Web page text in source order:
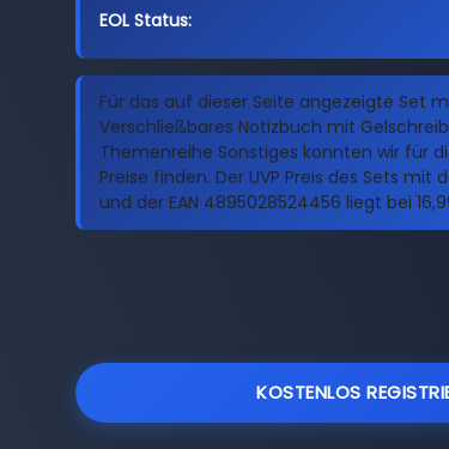
EOL Status:
Für das auf dieser Seite angezeigte Set
Verschließbares Notizbuch mit
Themenreihe Sonstiges konnten wir für
Preise finden. Der UVP Preis des Sets mit
und der EAN 4895028524456 liegt bei
KOSTENLOS